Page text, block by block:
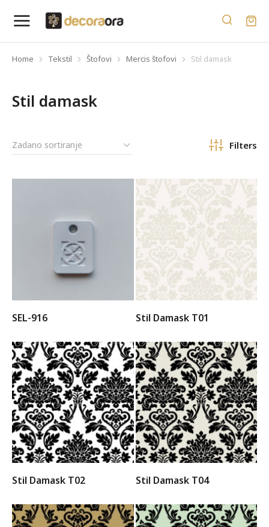
You are here:
Home Tekstil Štofovi Mercis štofovi Stil damask
Stil damask
Filters
SEL-916 Stil Damask T01
Stil Damask T02 Stil Damask T04